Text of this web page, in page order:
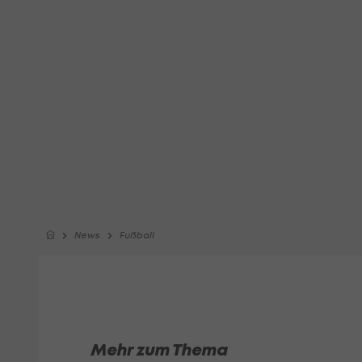
News Fußball
Mehr zum Thema